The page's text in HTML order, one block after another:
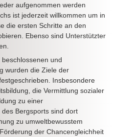
aufgenommen werden
ist jederzeit willkommen um in
die ersten Schritte an den
Ebenso sind Unterstützter
und
wurden die Ziele der
Insbesondere
die Vermittlung sozialer
zu einer
Bergsports sind dort
zu umweltbewusstem
der Chancengleichheit